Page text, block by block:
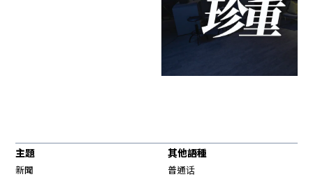
主題
新聞
其他語種
普通话